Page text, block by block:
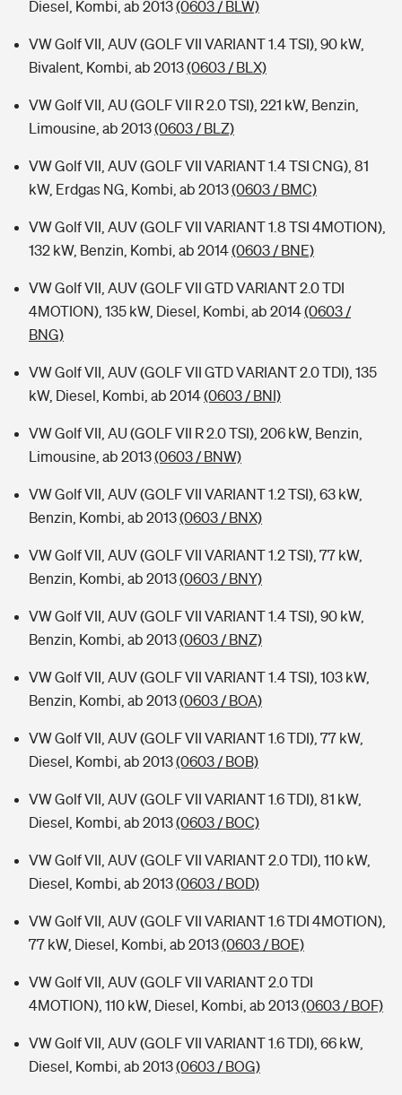
Diesel, Kombi, ab 2013(0603 / BLW)
VW Golf VII, AUV (GOLF VII VARIANT 1.4 TSI), 90 kW,
Bivalent, Kombi, ab 2013(0603 / BLX)
VW Golf VII, AU (GOLF VII R 2.0 TSI), 221 kW, Benzin,
Limousine, ab 2013(0603 / BLZ)
VW Golf VII, AUV (GOLF VII VARIANT 1.4 TSI CNG), 81
kW, Erdgas NG, Kombi, ab 2013(0603 / BMC)
VW Golf VII, AUV (GOLF VII VARIANT 1.8 TSI 4MOTION),
132 kW, Benzin, Kombi, ab 2014(0603 / BNE)
VW Golf VII, AUV (GOLF VII GTD VARIANT 2.0 TDI
4MOTION), 135 kW, Diesel, Kombi, ab 2014(0603 /
BNG)
VW Golf VII, AUV (GOLF VII GTD VARIANT 2.0 TDI), 135
kW, Diesel, Kombi, ab 2014(0603 / BNI)
VW Golf VII, AU (GOLF VII R 2.0 TSI), 206 kW, Benzin,
Limousine, ab 2013(0603 / BNW)
VW Golf VII, AUV (GOLF VII VARIANT 1.2 TSI), 63 kW,
Benzin, Kombi, ab 2013(0603 / BNX)
VW Golf VII, AUV (GOLF VII VARIANT 1.2 TSI), 77 kW,
Benzin, Kombi, ab 2013(0603 / BNY)
VW Golf VII, AUV (GOLF VII VARIANT 1.4 TSI), 90 kW,
Benzin, Kombi, ab 2013(0603 / BNZ)
VW Golf VII, AUV (GOLF VII VARIANT 1.4 TSI), 103 kW,
Benzin, Kombi, ab 2013(0603 / BOA)
VW Golf VII, AUV (GOLF VII VARIANT 1.6 TDI), 77 kW,
Diesel, Kombi, ab 2013(0603 / BOB)
VW Golf VII, AUV (GOLF VII VARIANT 1.6 TDI), 81 kW,
Diesel, Kombi, ab 2013(0603 / BOC)
VW Golf VII, AUV (GOLF VII VARIANT 2.0 TDI), 110 kW,
Diesel, Kombi, ab 2013(0603 / BOD)
VW Golf VII, AUV (GOLF VII VARIANT 1.6 TDI 4MOTION),
77 kW, Diesel, Kombi, ab 2013(0603 / BOE)
VW Golf VII, AUV (GOLF VII VARIANT 2.0 TDI
4MOTION), 110 kW, Diesel, Kombi, ab 2013(0603 / BOF)
VW Golf VII, AUV (GOLF VII VARIANT 1.6 TDI), 66 kW,
Diesel, Kombi, ab 2013(0603 / BOG)